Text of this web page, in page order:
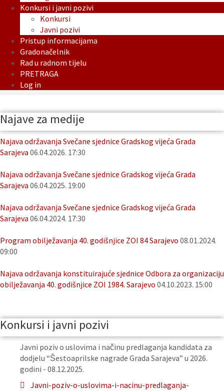
Konkursi i javni pozivi
Konkursi
Javni pozivi
Pristup informacijama
Gradonačelnik
Rad u radnom tijelu
PRETRAGA
Log in
Najave za medije
Najava održavanja Svečane sjednice Gradskog vijeća Grada
Sarajeva 06.04.2026. 17:30
Najava održavanja Svečane sjednice Gradskog vijeća Grada
Sarajeva 06.04.2025. 19:00
Najava održavanja Svečane sjednice Gradskog vijeća Grada
Sarajeva 06.04.2024. 17:30
Program obilježavanja 40. godišnjice ZOI 84 Sarajevo 08.01.2024.
09:00
Najava održavanja konstituirajuće sjednice Odbora za organizaciju
obilježavanja 40. godišnjice ZOI 1984. Sarajevo 04.10.2023. 15:00
Konkursi i javni pozivi
Javni poziv o uslovima i načinu predlaganja kandidata za
dodjelu “Šestoaprilske nagrade Grada Sarajeva” u 2026.
godini - 08.12.2025.
Javni-poziv-o-uslovima-i-nacinu-predlaganja-